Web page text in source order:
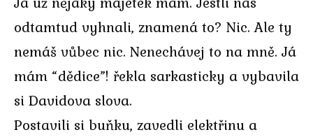
odtamtud vyhnali, znamená to? Nic. Ale ty
nemáš vůbec nic. Nenechávej to na mně. Já
mám “dědice”! řekla sarkasticky a vybavila
si Davidova slova.
Postavili si buňku, zavedli elektřinu a